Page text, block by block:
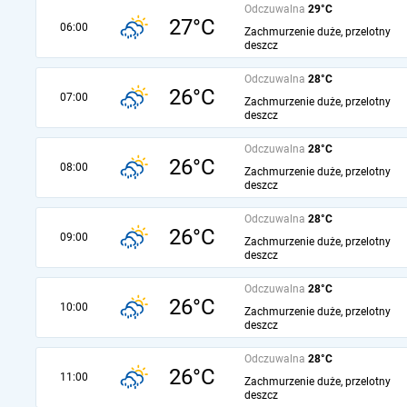
06:00 27°C
Odczuwalna 29°C
Zachmurzenie duże, przelotny
deszcz
07:00 26°C
Odczuwalna 28°C
Zachmurzenie duże, przelotny
deszcz
08:00 26°C
Odczuwalna 28°C
Zachmurzenie duże, przelotny
deszcz
09:00 26°C
Odczuwalna 28°C
Zachmurzenie duże, przelotny
deszcz
10:00 26°C
Odczuwalna 28°C
Zachmurzenie duże, przelotny
deszcz
11:00 26°C
Odczuwalna 28°C
Zachmurzenie duże, przelotny
deszcz